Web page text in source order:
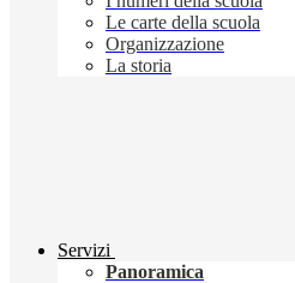
Le carte della scuola
Organizzazione
La storia
Servizi
Panoramica